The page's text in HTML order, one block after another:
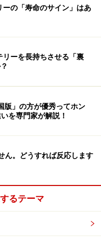
の「寿命のサイン」はあ
ーを長持ちさせる「裏
版」の方が優秀ってホン
を専門家が解説！
ん。どうすれば反応します
るテーマ